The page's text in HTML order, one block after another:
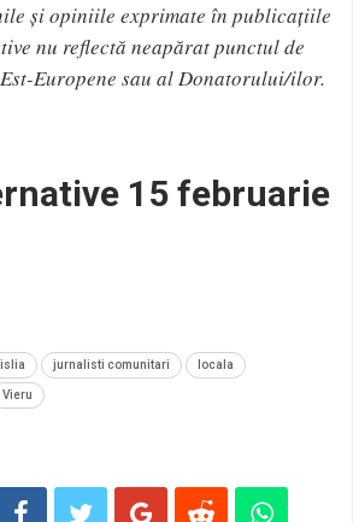
şi opiniile exprimate în publicațiile
nu reflectă neapărat punctul de
Europene sau al Donatorului/ilor.
15 februarie
jurnalisti comunitari locala
Vieru